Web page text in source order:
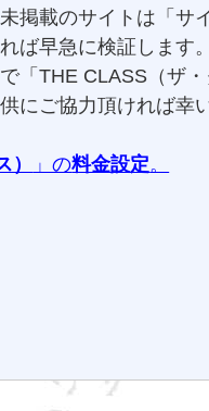
掲載のサイトは「サ
ば早急に検証します
「THE CLASS（ザ
にご協力頂ければ幸
」の料金設定。